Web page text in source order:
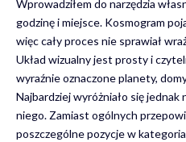
Wprowadziłem do narzędzia
godzinę i miejsce. Kosmogram
więc cały proces nie sprawiał
Układ wizualny jest prosty i
wyraźnie oznaczone planety,
Najbardziej wyróżniało się jednak
niego. Zamiast ogólnych
poszczególne pozycje w